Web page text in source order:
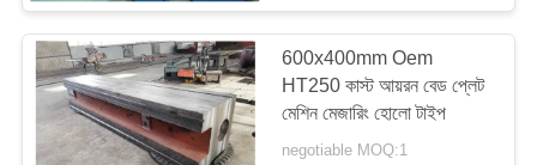
ইস্পাত টি স্লট প্লেট600x400mm Oem
HT250 কাস্ট আয়রন বেড প্লেট
মেশিন মেজারিং হোলো টাইপ
negotiable MOQ:1